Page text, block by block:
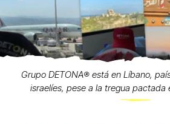
Grupo DETONA®️ está en Líbano,
israelíes, pese a la tregua pactada